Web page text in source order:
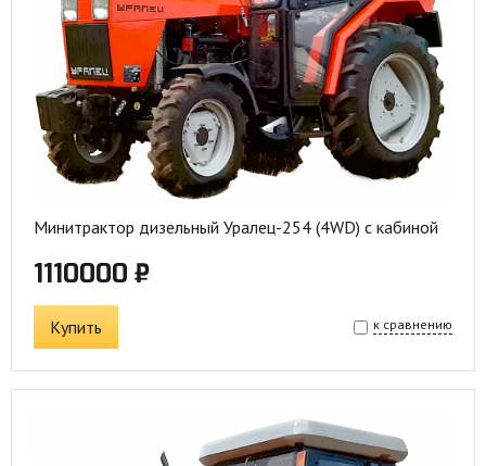
Минитрактор дизельный Уралец-254 (4WD) с кабиной
1110000 ₽
Купить к сравнению